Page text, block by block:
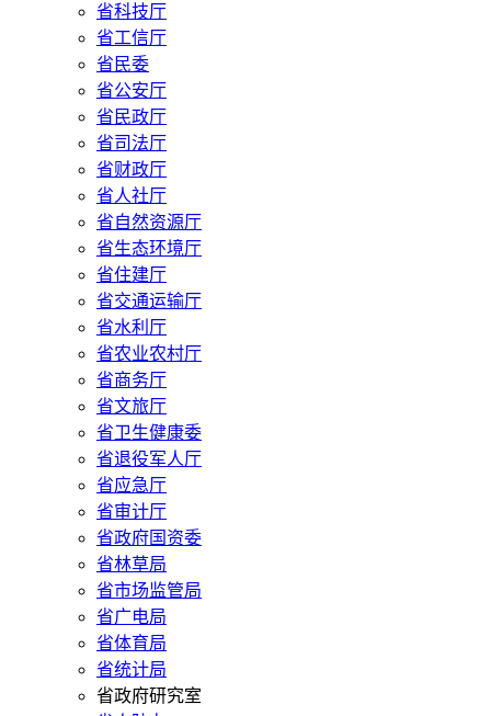
省科技厅
省工信厅
省民委
省公安厅
省民政厅
省司法厅
省财政厅
省人社厅
省自然资源厅
省生态环境厅
省住建厅
省交通运输厅
省水利厅
省农业农村厅
省商务厅
省文旅厅
省卫生健康委
省退役军人厅
省应急厅
省审计厅
省政府国资委
省林草局
省市场监管局
省广电局
省体育局
省统计局
省政府研究室